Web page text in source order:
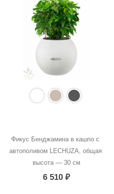
Фикус Бенджамина в кашпо с
автополивом LECHUZA, общая
высота — 30 см
6 510 ₽